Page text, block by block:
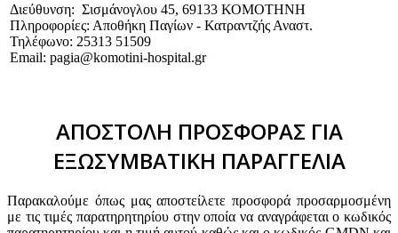
Διεύθυνση: Σισμάνογλου 45, 69133 ΚΟΜΟΤΗΝΗ
Πληροφορίες: Αποθήκη Παγίων - Κατραντζής Αναστ.
Τηλέφωνο: 25313 51509
Email: pagia@komotini-hospital.gr
ΑΠΟΣΤΟΛΗ ΠΡΟΣΦΟΡΑΣ ΓΙΑ
ΕΞΩΣΥΜΒΑΤΙΚΗ ΠΑΡΑΓΓΕΛΙΑ
Παρακαλούμε όπως μας αποστείλετε προσφορά προσαρμοσμένη
με τις τιμές παρατηρητηρίου στην οποία να αναγράφεται ο κωδικός